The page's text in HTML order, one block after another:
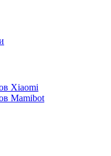
Xiaomi
Mamibot